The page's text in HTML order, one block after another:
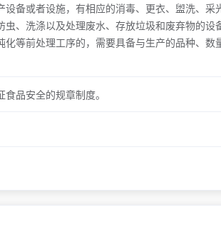
备或者设施，有相应的消毒、更衣、盥洗、采
、洗涤以及处理废水、存放垃圾和废弃物的设
等前处理工序的，需要具备与生产的品种、数
品安全的规章制度。